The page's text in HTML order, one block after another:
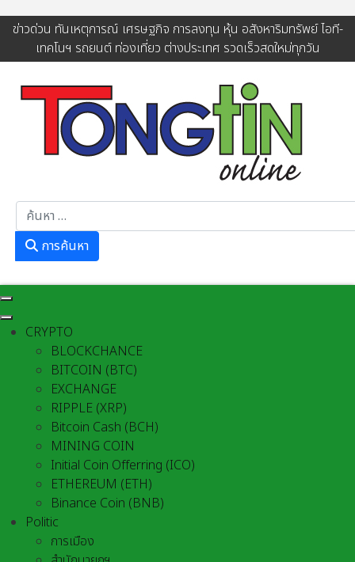
ข่าวด่วน ทันเหตุการณ์ เศรษฐกิจ การลงทุน หุ้น อสังหาริมทรัพย์ ไอที-
เทคโนฯ รถยนต์ ท่องเที่ยว ต่างประเทศ รวดเร็วสดใหม่ทุกวัน
การค้นหา
CRYPTO
BLOCKCHANCE
BITCOIN (BTC)
EXCHANGE
RIPPLE (XRP)
Bitcoin Cash (BCH)
MINING COIN
Initial Coin Offerring (ICO)
ETHEREUM (ETH)
Binance Coin (BNB)
Politic
การเมือง